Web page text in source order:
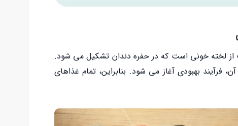
لخته خونی است که در حفره دندان تشکیل می شود.
بهبودی آغاز می شود. بنابراین، تمام غذاهای